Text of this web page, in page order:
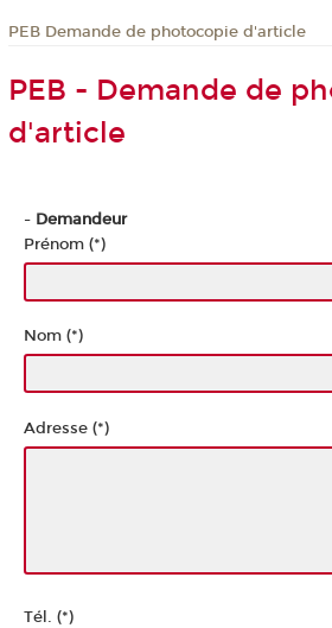
PEB Demande de photocopie d'article
PEB - Demande de
d'article
- Demandeur
Prénom (*)
Nom (*)
Adresse (*)
Tél. (*)